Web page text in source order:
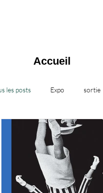
Accueil
les posts Expo sortie